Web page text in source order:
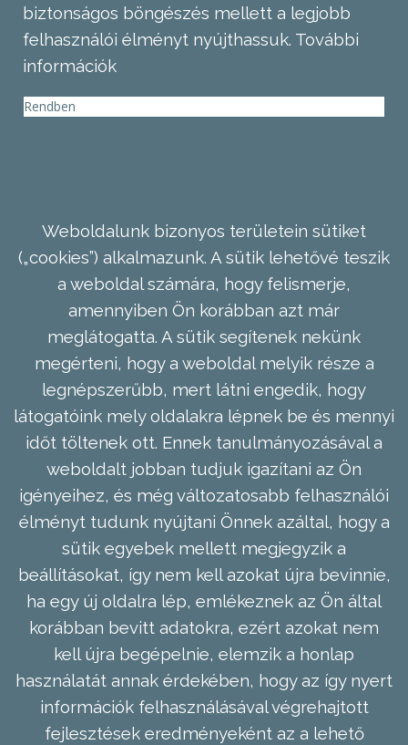
biztonságos böngészés mellett a legjobb
felhasználói élményt nyújthassuk. További
információk
Rendben
Weboldalunk bizonyos területein sütiket
(„cookies”) alkalmazunk. A sütik lehetővé teszik
a weboldal számára, hogy felismerje,
amennyiben Ön korábban azt már
meglátogatta. A sütik segítenek nekünk
megérteni, hogy a weboldal melyik része a
legnépszerűbb, mert látni engedik, hogy
látogatóink mely oldalakra lépnek be és mennyi
időt töltenek ott. Ennek tanulmányozásával a
weboldalt jobban tudjuk igazítani az Ön
igényeihez, és még változatosabb felhasználói
élményt tudunk nyújtani Önnek azáltal, hogy a
sütik egyebek mellett megjegyzik a
beállításokat, így nem kell azokat újra bevinnie,
ha egy új oldalra lép, emlékeznek az Ön által
korábban bevitt adatokra, ezért azokat nem
kell újra begépelnie, elemzik a honlap
használatát annak érdekében, hogy az így nyert
információk felhasználásával végrehajtott
fejlesztések eredményeként az a lehető